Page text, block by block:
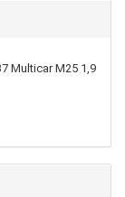
Multicar M25 1,9